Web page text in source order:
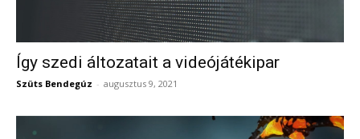
Így szedi áltozatait a videójátékipar
Szüts Bendegúz - augusztus 9, 2021